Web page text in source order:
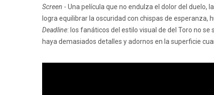
Screen - Una película que no endulza el dolor del duelo,
logra equilibrar la oscuridad con chispas de esperanza,
Deadline: los fanáticos del estilo visual de del Toro no
haya demasiados detalles y adornos en la superficie